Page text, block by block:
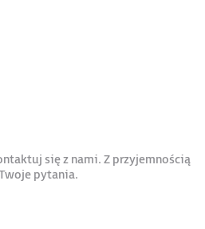
się z nami. Z przyjemnością
pytania.